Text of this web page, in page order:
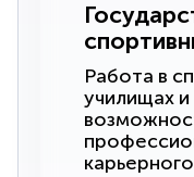
Работа в
училищах